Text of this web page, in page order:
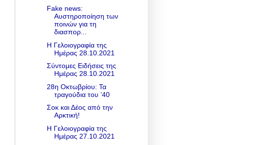
Fake news:
Αυστηροποίηση των
ποινών για τη
διασπορ...
Η Γελοιογραφία της
Ημέρας 28.10.2021
Σύντομες Ειδήσεις της
Ημέρας 28.10.2021
28η Οκτωβρίου: Τα
τραγούδια του ’40
Σοκ και Δέος από την
Αρκτική!
Η Γελοιογραφία της
Ημέρας 27.10.2021